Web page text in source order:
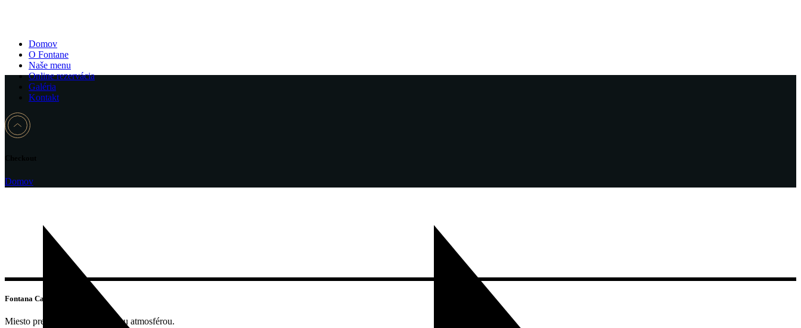
Domov
O Fontane
Naše menu
Online rezervácia
Galéria
Kontakt
Domov
Fontana Cafe & Bar
Miesto pre každého s jedinečnou atmosférou.